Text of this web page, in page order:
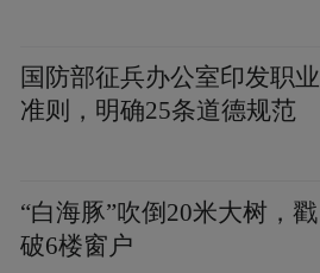
国防部征兵办公室印发职业
准则，明确25条道德规范
“白海豚”吹倒20米大树，戳
破6楼窗户